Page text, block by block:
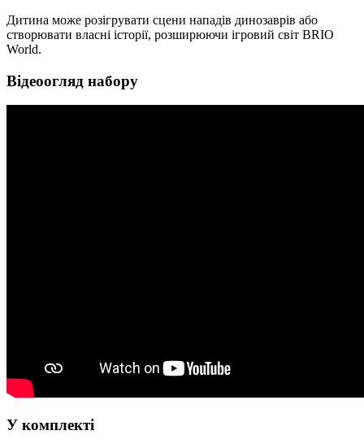
Дитина може розігрувати сцени нападів динозаврів або
створювати власні історії, розширюючи ігровий світ BRIO
World.
Відеоогляд набору
У комплекті